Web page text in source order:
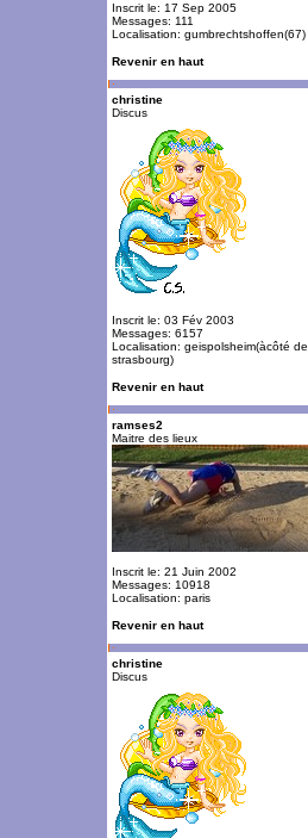
Inscrit le: 17 Sep 2005
Messages: 111
Localisation: gumbrechtshoffen(67)
Revenir en haut
christine
Discus
Inscrit le: 03 Fév 2003
Messages: 6157
Localisation: geispolsheim(àcôté de
strasbourg)
Revenir en haut
ramses2
Maitre des lieux
Inscrit le: 21 Juin 2002
Messages: 10918
Localisation: paris
Revenir en haut
christine
Discus